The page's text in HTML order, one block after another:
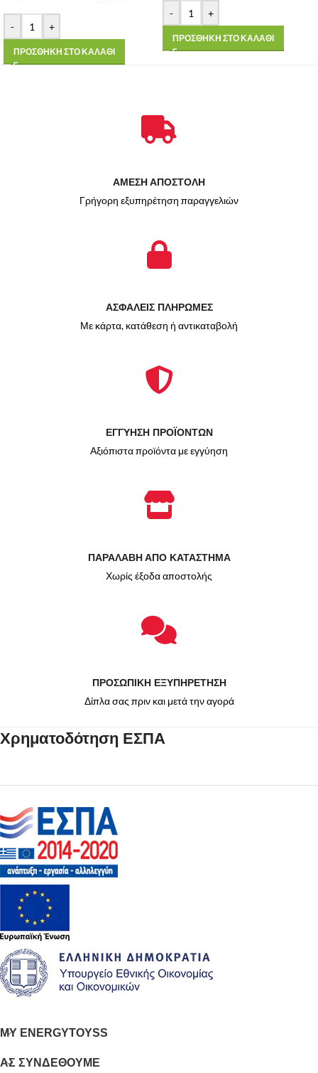
- +
ΠΡΟΣΘΗΚΗ ΣΤΟ ΚΑΛΑΘΙ
- +
ΠΡΟΣΘΗΚΗ ΣΤΟ ΚΑΛΑΘΙ
ΑΜΕΣΗ ΑΠΟΣΤΟΛΗ
Γρήγορη εξυπηρέτηση παραγγελιών
ΑΣΦΑΛΕΙΣ ΠΛΗΡΩΜΕΣ
Με κάρτα, κατάθεση ή αντικαταβολή
ΕΓΓΥΗΣΗ ΠΡΟΪΟΝΤΩΝ
Αξιόπιστα προϊόντα με εγγύηση
ΠΑΡΑΛΑΒΗ ΑΠΟ ΚΑΤΑΣΤΗΜΑ
Χωρίς έξοδα αποστολής
ΠΡΟΣΩΠΙΚΗ ΕΞΥΠΗΡΕΤΗΣΗ
Δίπλα σας πριν και μετά την αγορά
Χρηματοδότηση ΕΣΠΑ
MY ENERGYTOYSS
ΑΣ ΣΥΝΔΕΘΟΥΜΕ